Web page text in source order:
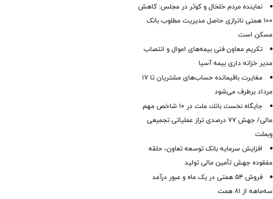
نماینده مردم خلخال و کوثر در مجلس: کاهش
۱۰۰ همتی ناترازی حاصل مدیریت مطلوب بانک
مسکن است
تکریم معاون فنی بیمه‌های اموال و انتصاب
مدیر خزانه داری بیمه آسیا
مغایرت‌ باقیمانده حساب‌های مشتریان تا ۱۷
مرداد برطرف می‌شود
جایگاه نخست بانك ملت در 10 شاخص مهم
مالی/ جهش 77 درصدی تراز عملیاتی تجمیعی
وبملت
افزایش سرمایه بانک توسعه تعاون، حلقه
مفقوده جهش تأمین مالی تولید
فروش 54 همتی در یک ماه و عبور درآمد
سه‌ماهه از 81 همت